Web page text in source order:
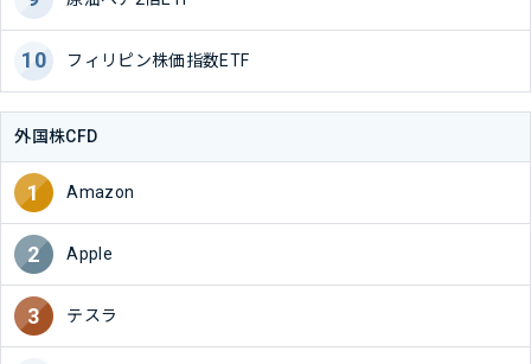
フィリピン株価指数ETF
外国株CFD
Amazon
Apple
テスラ